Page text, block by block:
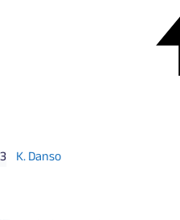
3 K. Danso